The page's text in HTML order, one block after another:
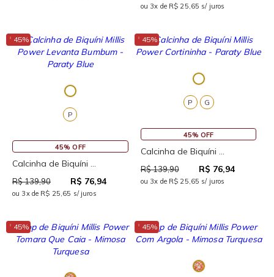
ou 3x de R$ 25,65 s/ juros
↓ 45%
P
45% OFF
Calcinha de Biquíni ...
R$ 139,90 R$ 76,94
ou 3x de R$ 25,65 s/ juros
↓ 45%
P G
45% OFF
Calcinha de Biquíni ...
R$ 139,90 R$ 76,94
ou 3x de R$ 25,65 s/ juros
↓ 45% ↓ 45%